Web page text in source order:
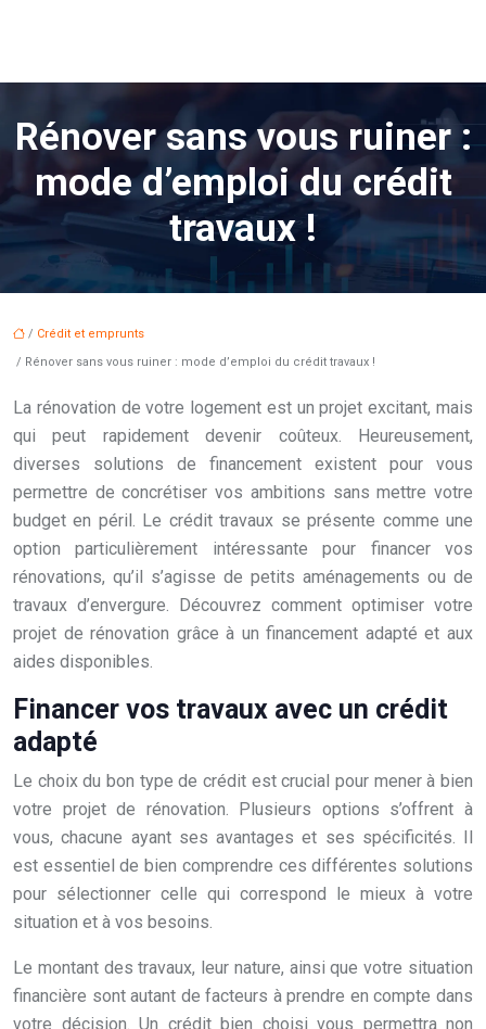
Rénover sans vous ruiner :
mode d’emploi du crédit
travaux !
/ Crédit et emprunts
/ Rénover sans vous ruiner : mode d’emploi du crédit travaux !
La rénovation de votre logement est un projet excitant, mais
qui peut rapidement devenir coûteux. Heureusement,
diverses solutions de financement existent pour vous
permettre de concrétiser vos ambitions sans mettre votre
budget en péril. Le crédit travaux se présente comme une
option particulièrement intéressante pour financer vos
rénovations, qu’il s’agisse de petits aménagements ou de
travaux d’envergure. Découvrez comment optimiser votre
projet de rénovation grâce à un financement adapté et aux
aides disponibles.
Financer vos travaux avec un crédit
adapté
Le choix du bon type de crédit est crucial pour mener à bien
votre projet de rénovation. Plusieurs options s’offrent à
vous, chacune ayant ses avantages et ses spécificités. Il
est essentiel de bien comprendre ces différentes solutions
pour sélectionner celle qui correspond le mieux à votre
situation et à vos besoins.
Le montant des travaux, leur nature, ainsi que votre situation
financière sont autant de facteurs à prendre en compte dans
votre décision. Un crédit bien choisi vous permettra non